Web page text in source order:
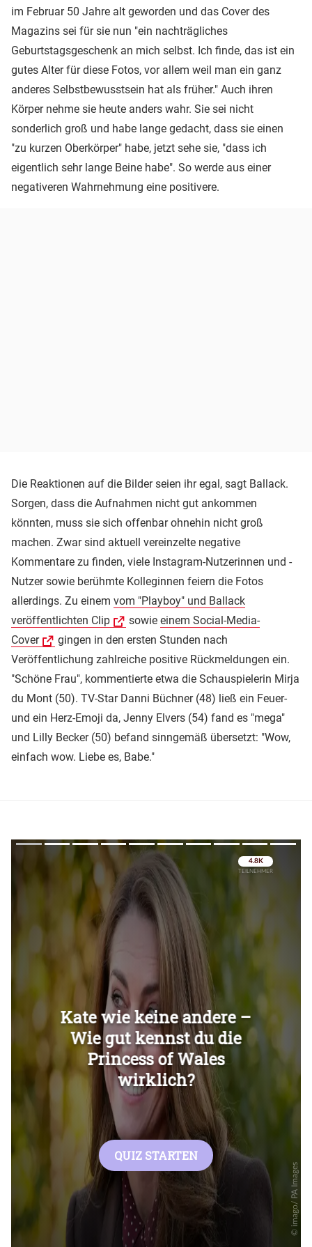
im Februar 50 Jahre alt geworden und das Cover des
Magazins sei für sie nun "ein nachträgliches
Geburtstagsgeschenk an mich selbst. Ich finde, das ist ein
gutes Alter für diese Fotos, vor allem weil man ein ganz
anderes Selbstbewusstsein hat als früher." Auch ihren
Körper nehme sie heute anders wahr. Sie sei nicht
sonderlich groß und habe lange gedacht, dass sie einen
"zu kurzen Oberkörper" habe, jetzt sehe sie, "dass ich
eigentlich sehr lange Beine habe". So werde aus einer
negativeren Wahrnehmung eine positivere.
Die Reaktionen auf die Bilder seien ihr egal, sagt Ballack.
Sorgen, dass die Aufnahmen nicht gut ankommen
könnten, muss sie sich offenbar ohnehin nicht groß
machen. Zwar sind aktuell vereinzelte negative
Kommentare zu finden, viele Instagram-Nutzerinnen und -
Nutzer sowie berühmte Kolleginnen feiern die Fotos
allerdings. Zu einem vom "Playboy" und Ballack
veröffentlichten Clip
sowie einem Social-Media-
Cover
gingen in den ersten Stunden nach
Veröffentlichung zahlreiche positive Rückmeldungen ein.
"Schöne Frau", kommentierte etwa die Schauspielerin Mirja
du Mont (50). TV-Star Danni Büchner (48) ließ ein Feuer-
und ein Herz-Emoji da, Jenny Elvers (54) fand es "mega"
und Lilly Becker (50) befand sinngemäß übersetzt: "Wow,
einfach wow. Liebe es, Babe."
Überspringen